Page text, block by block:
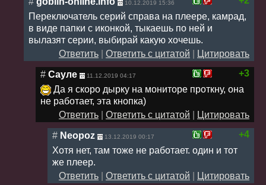
10.12.2019 15:36
Переключатель серий справа на плеере, камрад,
в виде папки с иконкой, тыкаешь по ней и
вылазят серии, выбирай какую хочешь.
Ответить
Ответить с цитатой
Цитировать
+3
# Сауле 11.12.2019 04:17
Да я скоро дырку на мониторе проткну, она
не работает, эта кнопка)
Ответить
Ответить с цитатой
Цитировать
+4
# Neopoz 13.12.2019 00:17
Хотя нет, там тоже не работает. один и тот
же плеер.
Ответить
Ответить с цитатой
Цитировать